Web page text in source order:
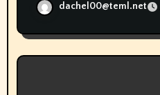
dachel00@teml.net